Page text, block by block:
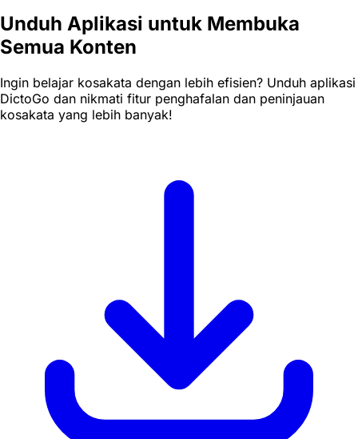
Unduh Aplikasi untuk Membuka
Semua Konten
Ingin belajar kosakata dengan lebih efisien? Unduh aplikasi
DictoGo dan nikmati fitur penghafalan dan peninjauan
kosakata yang lebih banyak!